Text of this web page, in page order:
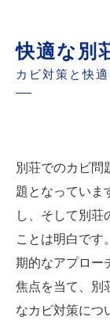
快適な別
カビ対策と快
別荘でのカビ問
題となっていま
し、そして別荘
ことは明白です
期的なアプロー
焦点を当て、別
なカビ対策につ